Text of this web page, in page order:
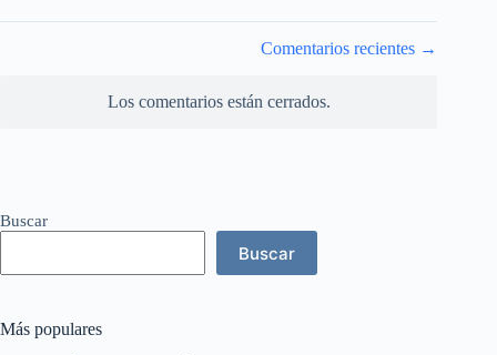
Comentarios recientes →
Los comentarios están cerrados.
Buscar
Buscar
Más populares